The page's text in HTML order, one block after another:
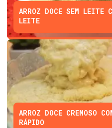
ARROZ DOCE SEM LEITE
LEITE
ARROZ DOCE CREMOSO
RÁPIDO